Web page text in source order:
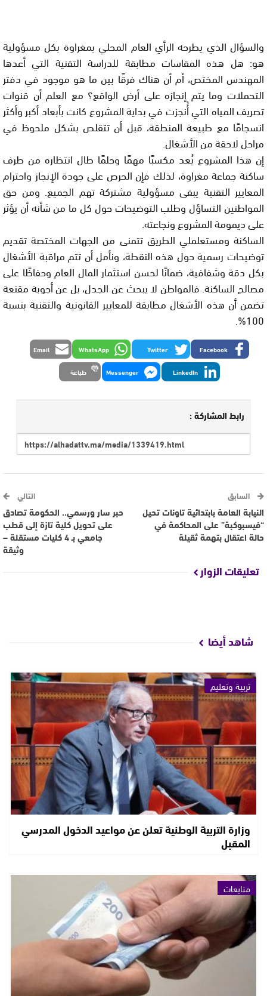
والسؤال الذي يطرحه الرأي العام المحلي بمغراوة بكل مسؤولية
هو: هل هذه المقاسات مطابقة للدراسة التقنية التي أعدها
المهندس المختص، أم أن هناك فرقًا بين ما هو موجود في دفتر
التحملات وما يتم إنجازه على أرض الواقع؟ مع العلم أن قنوات
تصريف المياه التي أُنجزت في بداية المشروع كانت بأبعاد أكبر وأكثر
انسجامًا مع طبيعة المنطقة، قبل أن تتقلص بشكل ملحوظ في
مراحل لاحقة من الأشغال.
إن هذا المشروع يُعد مكسبًا مهمًا وحلمًا طال انتظاره من طرف
ساكنة جماعة مغراوة، لذلك فإن الحرص على جودة الإنجاز واحترام
المعايير التقنية يبقى مسؤولية مشتركة تهم الجميع. ومن حق
المواطنين التساؤل وطلب التوضيحات حول كل ما من شأنه أن يؤثر
على ديمومة المشروع ونجاعته.
الساكنة ومستعلملي الطريق تتمنى من الجهات المختصة تقديم
توضيحات رسمية حول هذه النقطة، ونأمل أن تتم مراقبة الأشغال
بكل دقة وشفافية، ضمانًا لحسن استثمار المال العام وحفاظًا على
مصالح الساكنة. فالمواطن لا يبحث عن الجدل، بل عن أجوبة مقنعة
تضمن أن هذه الأشغال مطابقة للمعايير القانونية والتقنية بنسبة
100%.
Facebook
Twitter
WhatsApp
Email
LinkedIn
Messenger طباعة
رابط المشاركة :
السابق
النيابة العامة بابتدائية تاونات تحيل
“فيسبوكبة” على المحاكمة في
حالة اعتقال بتهمة ثقيلة
التالي
حبر سار ورسمي.. الحكومة تصادق
على تحويل كلية تازة إلى قطب
جامعي بـ 4 كليات مستقلة –
وثيقة
تعليقات الزوار
شاهد أيضا
تربية وتعليم
وزارة التربية الوطنية تعلن عن مواعيد الدخول المدرسي
المقبل
متابعات